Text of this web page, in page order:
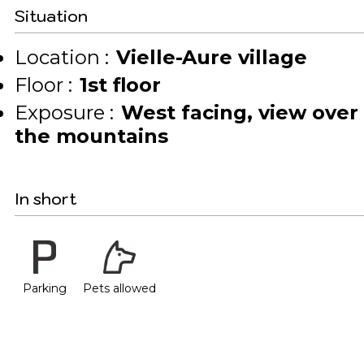
Situation
Location : Vielle-Aure village
Floor : 1st floor
Exposure : West facing view over
the mountains
In short
Parking Pets allowed